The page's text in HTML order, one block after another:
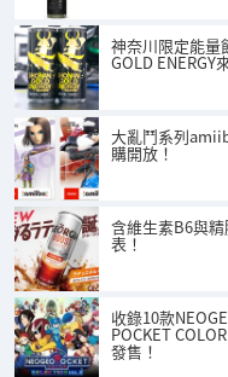
神奈川限定能量
GOLD ENERGY
大亂鬥系列
購開放！
含維生素B6與
表！
收錄10款
POCKET
發售！